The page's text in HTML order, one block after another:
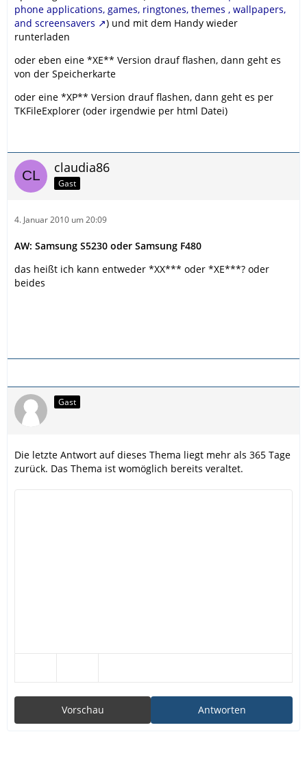
phone applications, games, ringtones, themes , wallpapers,
and screensavers
) und mit dem Handy wieder
runterladen
oder eben eine *XE** Version drauf flashen, dann geht es
von der Speicherkarte
oder eine *XP** Version drauf flashen, dann geht es per
TKFileExplorer (oder irgendwie per html Datei)
claudia86
Gast
4. Januar 2010 um 20:09
AW: Samsung S5230 oder Samsung F480
das heißt ich kann entweder *XX*** oder *XE***? oder
beides
Gast
Die letzte Antwort auf dieses Thema liegt mehr als 365 Tage
zurück. Das Thema ist womöglich bereits veraltet.
Antworten
Vorschau